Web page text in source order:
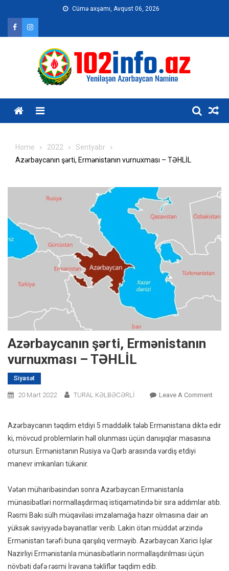
content
Cümə axşamı, Avqust 06, 2026
Home 2022
Sentyabr
Azərbaycanın şərti, Ermənistanın vurnuxması – TƏHLİL
Azərbaycanın şərti, Ermənistanın
vurnuxması – TƏHLİL
Siyasət
20 Mart 2022 TURAL KƏLBƏCƏRLİ Leave A CommentOn
Azərbaycanın təqdim etdiyi 5 maddəlik tələb Ermənistana diktə edir
ki, mövcud problemlərin həll olunması üçün danışıqlar masasına
otursun. Ermənistanın Rusiya və Qərb arasında vərdiş etdiyi
manevr imkanları tükənir.
Vətən müharibəsindən sonra Azərbaycan Ermənistanla
münasibətləri normallaşdırmaq istiqamətində bir sıra addımlar atıb.
Rəsmi Bakı sülh müqaviləsi imzalamağa hazır olmasına dair ən
yüksək səviyyədə bəyanatlar verib. Lakin ötən müddət ərzində
Ermənistan tərəfi buna qarşılıq verməyib. Azərbaycan Xarici İşlər
Nazirliyi Ermənistanla münasibətlərin normallaşdırılması üçün
növbəti dəfə rəsmi İrəvana təkliflər təqdim edib.